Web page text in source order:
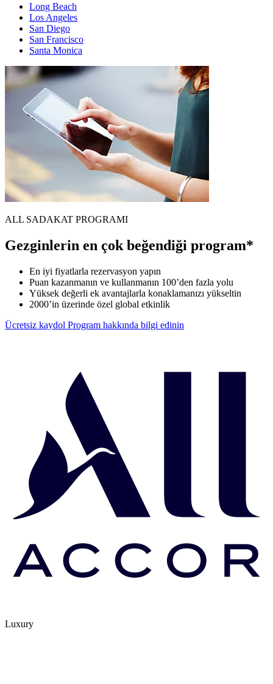
Long Beach
Los Angeles
San Diego
San Francisco
Santa Monica
ALL SADAKAT PROGRAMI
Gezginlerin en çok beğendiği program*
En iyi fiyatlarla rezervasyon yapın
Puan kazanmanın ve kullanmanın 100’den fazla yolu
Yüksek değerli ek avantajlarla konaklamanızı yükseltin
2000’in üzerinde özel global etkinlik
Ücretsiz kaydol Program hakkında bilgi edinin
Luxury